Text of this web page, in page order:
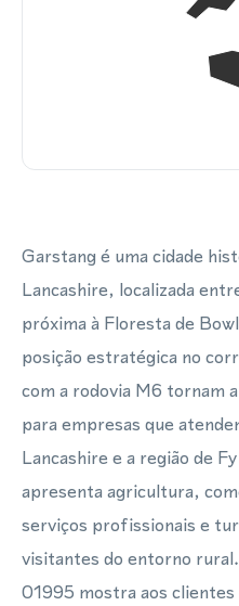
Garstang é uma cidade
Lancashire, localizada
próxima à Floresta de
posição estratégica no
com a rodovia M6 tornam
para empresas que
Lancashire e a região de
apresenta agricultura,
serviços profissionais e
visitantes do entorno
01995 mostra aos clientes